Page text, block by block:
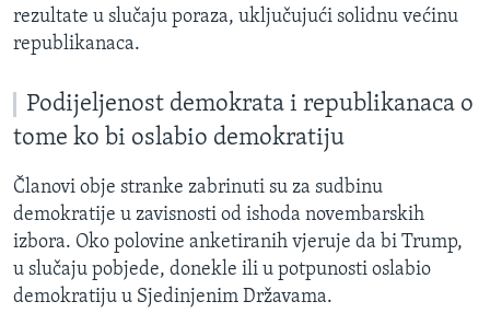
rezultate u slučaju poraza, uključujući solidnu većinu
republikanaca.
Podijeljenost demokrata i republikanaca o
tome ko bi oslabio demokratiju
Članovi obje stranke zabrinuti su za sudbinu
demokratije u zavisnosti od ishoda novembarskih
izbora. Oko polovine anketiranih vjeruje da bi Trump,
u slučaju pobjede, donekle ili u potpunosti oslabio
demokratiju u Sjedinjenim Državama.